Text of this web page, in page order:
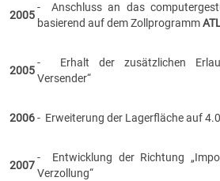
2005
- Anschluss an das
basierend auf dem Zollprogramm
2005
- Erhalt der zusätzlichen
Versender“
2006- Erweiterung der Lagerfläche auf
2007
- Entwicklung der Richtung
Verzollung“